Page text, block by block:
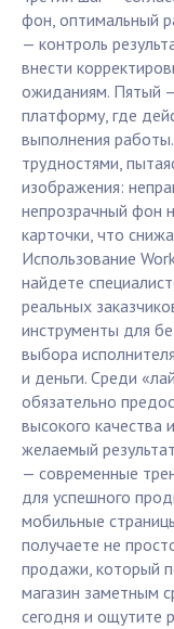
фон, оптимальный
— контроль
внести
ожиданиям. Пятый
платформу, где
выполнения
трудностями,
изображения:
непрозрачный фон
карточки, что
Использование
найдете
реальных
инструменты для
выбора
и деньги. Среди
обязательно
высокого
желаемый
— современные
для успешного
мобильные
получаете не
продажи, который
магазин заметным
сегодня и ощутите